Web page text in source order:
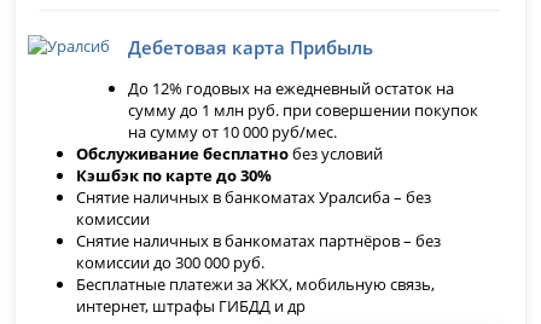
Дебетовая карта Прибыль
До 12% годовых на ежедневный остаток на
сумму до 1 млн руб. при совершении покупок
на сумму от 10 000 руб/мес.
Обслуживание бесплатнобез условий
Кэшбэк по карте до 30%
Снятие наличных в банкоматах Уралсиба – без
комиссии
Снятие наличных в банкоматах партнёров – без
комиссии до 300 000 руб.
Бесплатные платежи за ЖКХ, мобильную связь,
интернет, штрафы ГИБДД и др